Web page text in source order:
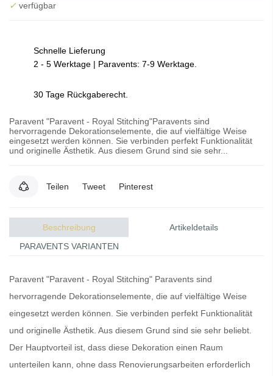
✓ verfügbar
Schnelle Lieferung
2 - 5 Werktage | Paravents: 7-9 Werktage.
30 Tage Rückgaberecht.
Paravent "Paravent - Royal Stitching"Paravents sind
hervorragende Dekorationselemente, die auf vielfältige Weise
eingesetzt werden können. Sie verbinden perfekt Funktionalität
und originelle Ästhetik. Aus diesem Grund sind sie sehr...
Teilen Tweet Pinterest
Beschreibung
Artikeldetails
PARAVENTS VARIANTEN
Paravent "Paravent - Royal Stitching" Paravents sind
hervorragende Dekorationselemente, die auf vielfältige Weise
eingesetzt werden können. Sie verbinden perfekt Funktionalität
und originelle Ästhetik. Aus diesem Grund sind sie sehr beliebt.
Der Hauptvorteil ist, dass diese Dekoration einen Raum
unterteilen kann, ohne dass Renovierungsarbeiten erforderlich